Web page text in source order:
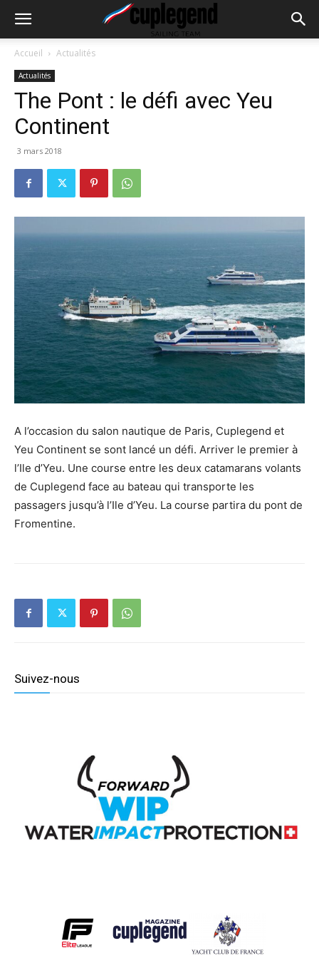
Accueil Actualités
Actualités
The Pont : le défi avec Yeu
Continent
3 mars 2018
A l’occasion du salon nautique de Paris, Cuplegend et
Yeu Continent se sont lancé un défi. Arriver le premier à
l’Ile d’Yeu. Une course entre les deux catamarans volants
de Cuplegend face au bateau qui transporte les
passagers jusqu’à l’Ile d’Yeu. La course partira du pont de
Fromentine.
Suivez-nous